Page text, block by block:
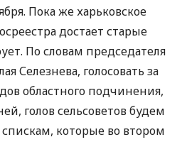
Пока же харьковское
достает старые
По словам председателя
Селезнева, голосовать за
областного подчинения,
голов сельсоветов будем
которые во втором